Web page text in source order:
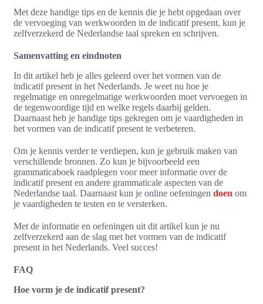
Met deze handige tips en de kennis die je hebt opgedaan over
de vervoeging van werkwoorden in de indicatif present, kun je
zelfverzekerd de Nederlandse taal spreken en schrijven.
Samenvatting en eindnoten
In dit artikel heb je alles geleerd over het vormen van de
indicatif present in het Nederlands. Je weet nu hoe je
regelmatige en onregelmatige werkwoorden moet vervoegen in
de tegenwoordige tijd en welke regels daarbij gelden.
Daarnaast heb je handige tips gekregen om je vaardigheden in
het vormen van de indicatif present te verbeteren.
Om je kennis verder te verdiepen, kun je gebruik maken van
verschillende bronnen. Zo kun je bijvoorbeeld een
grammaticaboek raadplegen voor meer informatie over de
indicatif present en andere grammaticale aspecten van de
Nederlandse taal. Daarnaast kun je online oefeningen doen om
je vaardigheden te testen en te versterken.
Met de informatie en oefeningen uit dit artikel kun je nu
zelfverzekerd aan de slag met het vormen van de indicatif
present in het Nederlands. Veel succes!
FAQ
Hoe vorm je de indicatif present?